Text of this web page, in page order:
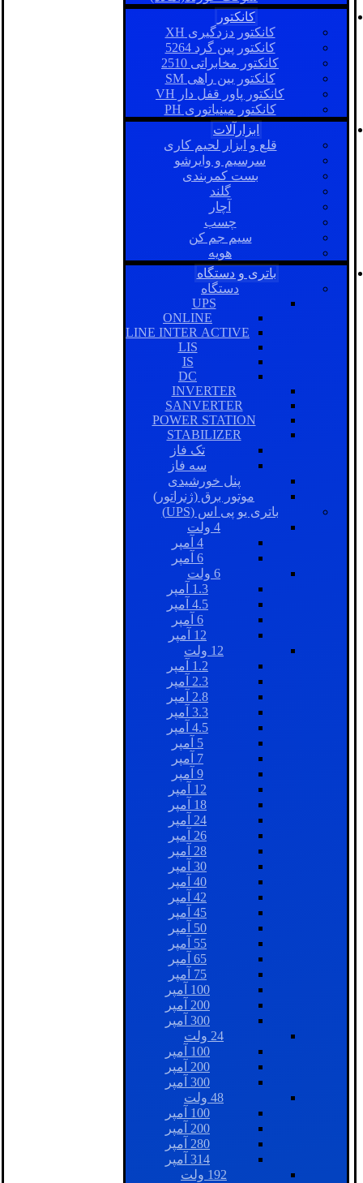
کانکتور
کانکتور دزدگیری XH
کانکتور پین گرد 5264
کانکتور مخابراتی 2510
کانکتور بین راهی SM
کانکتور پاور قفل دار VH
کانکتور مینیاتوری PH
ابزارآلات
قلع و ابزار لحیم کاری
سرسیم و وایرشو
بست کمربندی
گلند
آچار
چسب
سیم جم کن
هویه
باتری و دستگاه
دستگاه
UPS
ONLINE
LINE INTER ACTIVE
LIS
IS
DC
INVERTER
SANVERTER
POWER STATION
STABILIZER
تک فاز
سه فاز
پنل خورشیدی
موتور برق (ژنراتور)
باتری یو پی اس (UPS)
4 ولت
4 آمپر
6 آمپر
6 ولت
1.3 آمپر
4.5 آمپر
6 آمپر
12 آمپر
12 ولت
1.2 آمپر
2.3 آمپر
2.8 آمپر
3.3 آمپر
4.5 آمپر
5 آمپر
7 آمپر
9 آمپر
12 آمپر
18 آمپر
24 آمپر
26 آمپر
28 آمپر
30 آمپر
40 آمپر
42 آمپر
45 آمپر
50 آمپر
55 آمپر
65 آمپر
75 آمپر
100 آمپر
200 آمپر
300 آمپر
24 ولت
100 آمپر
200 آمپر
300 آمپر
48 ولت
100 آمپر
200 آمپر
280 آمپر
314 آمپر
192 ولت